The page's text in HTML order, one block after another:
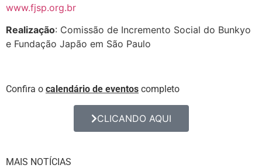
www.fjsp.org.br
Realização: Comissão de Incremento Social do Bunkyo
e Fundação Japão em São Paulo
Confira o calendário de eventos completo
CLICANDO AQUI
MAIS NOTÍCIAS